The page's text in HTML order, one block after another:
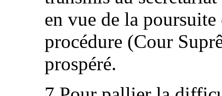
en vue de la poursuite
procédure (Cour
prospéré.